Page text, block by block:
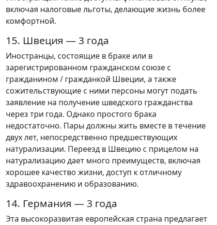
включая налоговые льготы, делающие жизнь более
комфортной.
15. Швеция — 3 года
Иностранцы, состоящие в браке или в
зарегистрированном гражданском союзе с
гражданином / гражданкой Швеции, а также
сожительствующие с ними персоны могут подать
заявление на получение шведского гражданства
через три года. Однако простого брака
недостаточно. Пары должны жить вместе в течение
двух лет, непосредственно предшествующих
натурализации. Переезд в Швецию с прицелом на
натурализацию дает много преимуществ, включая
хорошее качество жизни, доступ к отличному
здравоохранению и образованию.
14. Германия — 3 года
Эта высокоразвитая европейская страна предлагает